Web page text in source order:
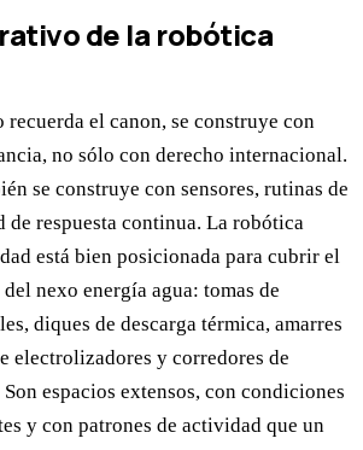
de la robótica
el canon, se construye con
no sólo con derecho internacional.
se construye con sensores, rutinas de
de respuesta continua. La robótica
está bien posicionada para cubrir el
nexo energía agua: tomas de
diques de descarga térmica, amarres
electrolizadores y corredores de
espacios extensos, con condiciones
y con patrones de actividad que un